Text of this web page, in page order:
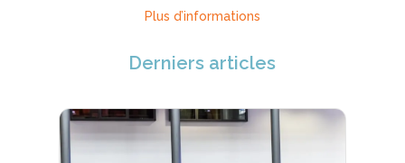
Plus d’informations
Derniers articles